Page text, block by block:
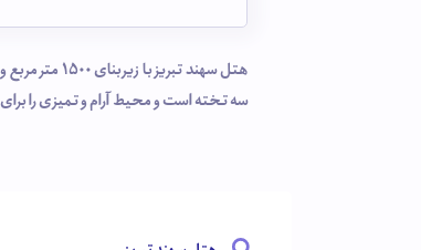
سه تخته است و محیط آرام و تمیزی را
هتل به پارکینگ سرپوشیده و اختصاصی